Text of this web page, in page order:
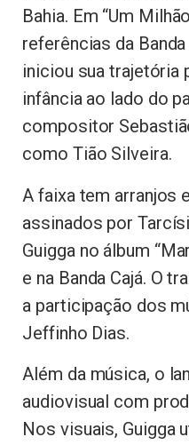
Bahia. Em “Um
referências da
iniciou sua trajetória
infância ao lado do
compositor
como Tião Silveira.
A faixa tem arranjos
assinados por
Guigga no álbum
e na Banda Cajá. O
a participação dos
Jeffinho Dias.
Além da música, o
audiovisual com
Nos visuais, Guigga